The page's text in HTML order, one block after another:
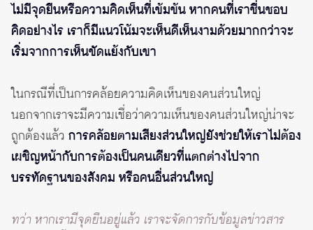
ไม่มีจุดยืนหรือความคิดเห็นที่เข้มข้น หากคนที่เราชื่นชอบ
คิดอย่างไร เราก็มีแนวโน้มจะเห็นดีเห็นงามด้วยมากกว่าจะ
เริ่มจากการเห็นขัดแย้งกับเขา
ในกรณีที่เป็นการคล้อยความคิดเห็นของคนส่วนใหญ่
นอกจากเราจะมีความเชื่อว่าความเห็นของคนส่วนใหญ่น่าจะ
ถูกต้องแล้ว การคล้อยตามเสียงส่วนใหญ่ยังช่วยให้เราไม่ต้อง
เผชิญหน้ากับการต้องเป็นคนเดียวที่แตกต่างไปจาก
บรรทัดฐานของสังคม หรือคนอื่นส่วนใหญ่
ทว่า หากเรามีจุดยืนอยู่แล้ว เราจะจัดการกับข้อมูลข่าวสาร